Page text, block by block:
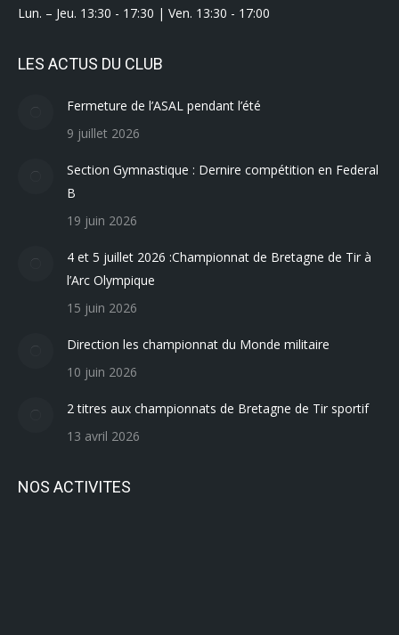
Lun. – Jeu. 13:30 - 17:30 | Ven. 13:30 - 17:00
LES ACTUS DU CLUB
Fermeture de l’ASAL pendant l’été
9 juillet 2026
Section Gymnastique : Dernire compétition en Federal
B
19 juin 2026
4 et 5 juillet 2026 :Championnat de Bretagne de Tir à
l’Arc Olympique
15 juin 2026
Direction les championnat du Monde militaire
10 juin 2026
2 titres aux championnats de Bretagne de Tir sportif
13 avril 2026
NOS ACTIVITES